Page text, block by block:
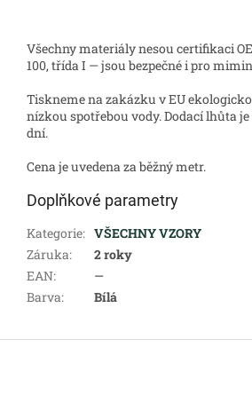
Všechny materiály nesou certifikaci
100, třída I — jsou bezpečné i pro
Tiskneme na zakázku v EU
nízkou spotřebou vody. Dodací lhůta
dní.
Cena je uvedena za běžný metr.
Doplňkové parametry
Kategorie: VŠECHNY VZORY
Záruka:
2 roky
EAN:
—
Barva: Bílá